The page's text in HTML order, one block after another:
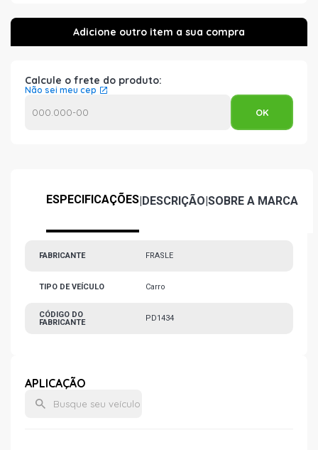
Calcule o frete do produto:
Não sei meu cep
ESPECIFICAÇÕES|DESCRIÇÃO|SOBRE A MARCA
FABRICANTE FRASLE
TIPO DE VEÍCULO Carro
CÓDIGO DO
FABRICANTE
PD1434
APLICAÇÃO